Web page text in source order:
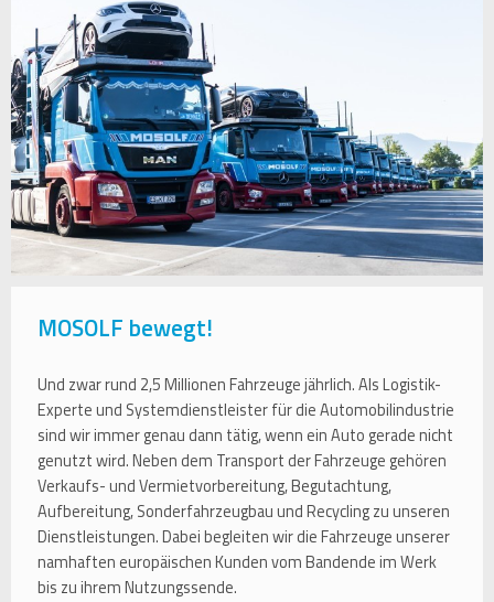
MOSOLF bewegt!
Und zwar rund 2,5 Millionen Fahrzeuge jährlich. Als Logistik-
Experte und Systemdienstleister für die Automobilindustrie
sind wir immer genau dann tätig, wenn ein Auto gerade nicht
genutzt wird. Neben dem Transport der Fahrzeuge gehören
Verkaufs- und Vermietvorbereitung, Begutachtung,
Aufbereitung, Sonderfahrzeugbau und Recycling zu unseren
Dienstleistungen. Dabei begleiten wir die Fahrzeuge unserer
namhaften europäischen Kunden vom Bandende im Werk
bis zu ihrem Nutzungssende.